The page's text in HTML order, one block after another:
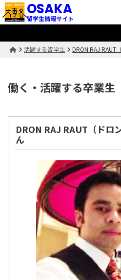
OSAKA
留学生情報サイト
活躍する留学生 DRON RAJ RAUT
働く・活躍する卒業生
DRON RAJ RAUT（ドロ
ん